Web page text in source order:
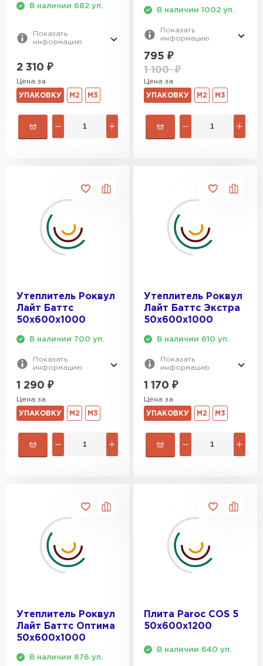
В наличии 682 уп.
Показать
информацию
2 310 ₽
Цена за
УПАКОВКУ М2 М3
В наличии 1002 уп.
Показать
информацию
795 ₽
1 100₽
Цена за
УПАКОВКУ М2 М3
Утеплитель Роквул
Лайт Баттс
50х600х1000
В наличии 700 уп.
Показать
информацию
1 290 ₽
Цена за
УПАКОВКУ М2 М3
Утеплитель Роквул
Лайт Баттс Экстра
50х600х1000
В наличии 610 уп.
Показать
информацию
1 170 ₽
Цена за
УПАКОВКУ М2 М3
Утеплитель Роквул
Лайт Баттс Оптима
50х600х1000
В наличии 876 уп.
Плита Paroc COS 5
50х600х1200
В наличии 640 уп.